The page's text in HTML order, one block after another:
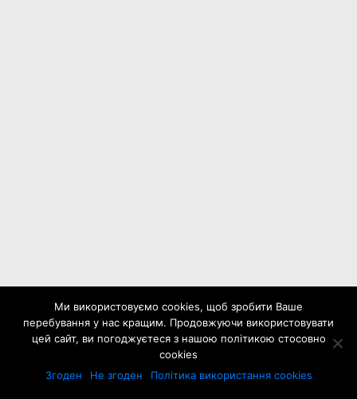
Ми використовуємо cookies, щоб зробити Ваше
перебування у нас кращим. Продовжуючи використовувати
цей сайт, ви погоджуєтеся з нашою політикою стосовно
cookies
Згоден
Не згоден Політика використання cookies